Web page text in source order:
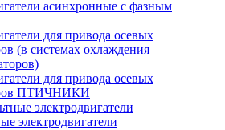
асинхронные с фазным
для привода осевых
(в системах охлаждения
для привода осевых
ПТИЧНИКИ
электродвигатели
электродвигатели